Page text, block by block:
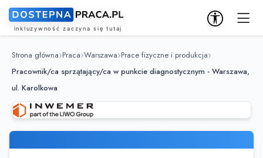
Strona główna Praca Warszawa Prace fizyczne i produkcja
Pracownik/ca sprzątający/ca w punkcie diagnostycznym - Warszawa,
ul. Karolkowa